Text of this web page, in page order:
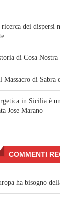
dei dispersi
di Cosa Nostra
Massacro di Sabra
in Sicilia è
Jose Marano
COMMENTI
ha bisogno